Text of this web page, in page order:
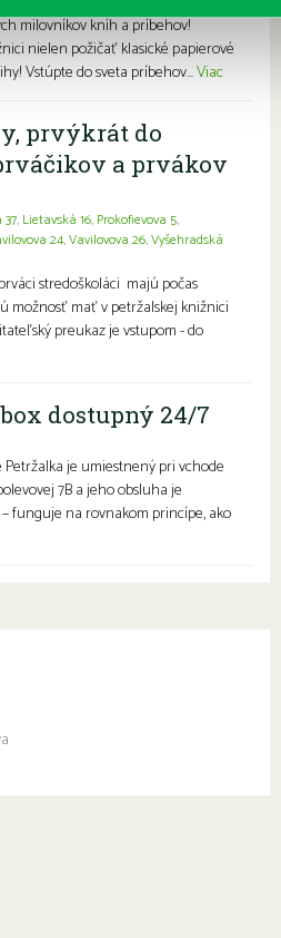
milovníkov kníh a príbehov!
nielen požičať klasické papierové
Vstúpte do sveta príbehov...Viac
prvýkrát do
a prvákov
, Lietavská 16, Prokofievova 5,
24,Vavilovova 26,Vyšehradská
stredoškoláci majú počas
možnosť mať v petržalskej knižnici
preukaz je vstupom - do
dostupný 24/7
je umiestnený pri vchode
7B a jeho obsluha je
funguje na rovnakom princípe, ako